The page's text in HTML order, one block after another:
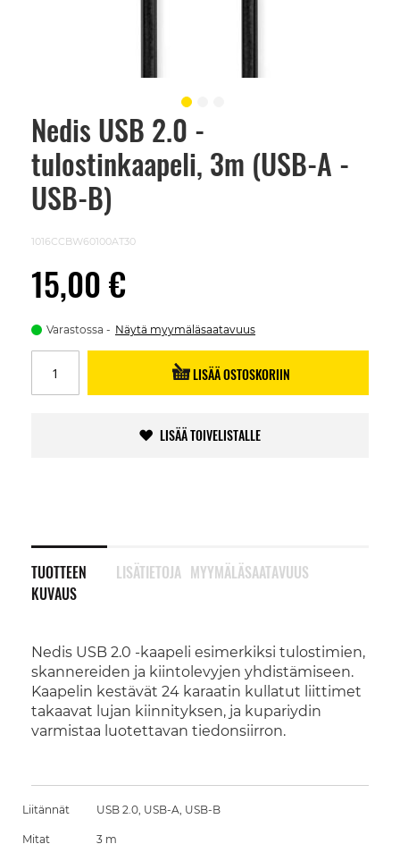
Nedis USB 2.0 -
tulostinkaapeli, 3m (USB-A -
USB-B)
1016CCBW60100AT30
15,00 €
Varastossa Näytä myymäläsaatavuus
LISÄÄ OSTOSKORIIN
LISÄÄ TOIVELISTALLE
TUOTTEEN
KUVAUS
Nedis USB 2.0 -kaapeli esimerkiksi tulostimien,
skannereiden ja kiintolevyjen yhdistämiseen.
Kaapelin kestävät 24 karaatin kullatut liittimet
takaavat lujan kiinnityksen, ja kupariydin
varmistaa luotettavan tiedonsiirron.
LISÄTIETOJA MYYMÄLÄSAATAVUUS
Skip
beginning
images
Liitännät USB 2.0, USB-A, USB-B
Mitat 3 m